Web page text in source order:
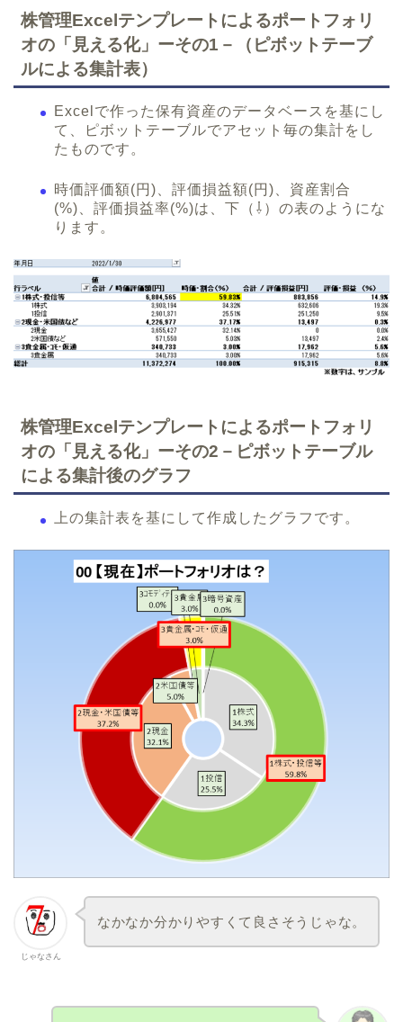
株管理Excelテンプレートによるポートフォリ
オの「見える化」ーその1－（ピボットテーブ
ルによる集計表）
Excelで作った保有資産のデータベースを基にし
て、ピボットテーブルでアセット毎の集計をし
たものです。
時価評価額(円)、評価損益額(円)、資産割合
(%)、評価損益率(%)は、下（⇩）の表のようにな
ります。
株管理Excelテンプレートによるポートフォリ
オの「見える化」ーその2－ピボットテーブル
による集計後のグラフ
上の集計表を基にして作成したグラフです。
じゃなさん
なかなか分かりやすくて良さそうじゃな。